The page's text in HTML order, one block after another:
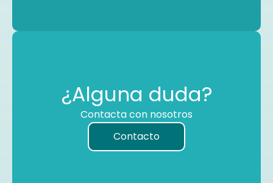
¿Alguna duda?
Contacta con nosotros
Contacto